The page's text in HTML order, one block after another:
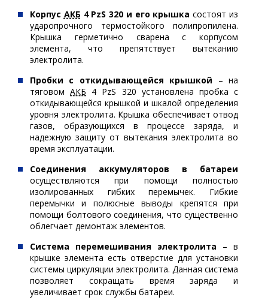
Корпус АКБ 4 PzS 320 и его крышка состоят из
ударопрочного термостойкого полипропилена.
Крышка герметично сварена с корпусом
элемента, что препятствует вытеканию
электролита.
Пробки с откидывающейся крышкой – на
тяговомАКБ 4 PzS 320 установлена пробка с
откидывающейся крышкой и шкалой определения
уровня электролита. Крышка обеспечивает отвод
газов, образующихся в процессе заряда, и
надежную защиту от вытекания электролита во
время эксплуатации.
Соединения аккумуляторов в батареи
осуществляются при помощи полностью
изолированных гибких перемычек. Гибкие
перемычки и полюсные выводы крепятся при
помощи болтового соединения, что существенно
облегчает демонтаж элементов.
Система перемешивания электролита – в
крышке элемента есть отверстие для установки
системы циркуляции электролита. Данная система
позволяет сокращать время заряда и
увеличивает срок службы батареи.